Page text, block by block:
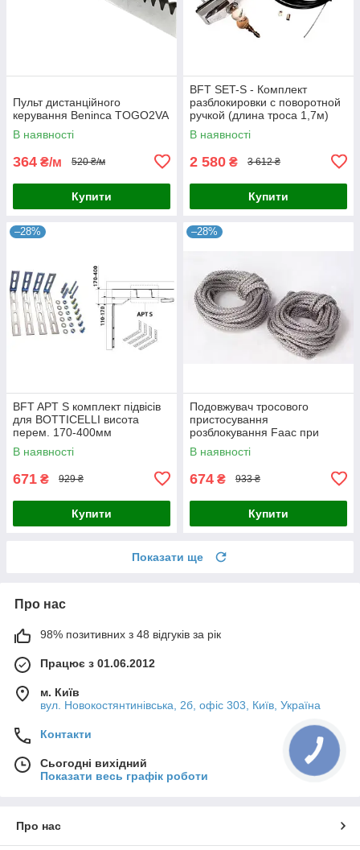
Пульт дистанційного
керування Beninca TOGO2VA
В наявності
364 ₴/м 520 ₴/м
Купити
BFT SET-S - Комплект
разблокировки с поворотной
ручкой (длина троса 1,7м)
В наявності
2 580 ₴ 3 612 ₴
Купити
–28%
BFT APT S комплект підвісів
для BOTTICELLI висота
перем. 170-400мм
В наявності
671 ₴ 929 ₴
Купити
–28%
Подовжувач тросового
пристосування
розблокування Faac при
монтажі приводу на висоту
не більше 8м
В наявності
674 ₴ 933 ₴
Купити
Показати ще
Про нас
98% позитивних з 48 відгуків за рік
Працює з 01.06.2012
м. Київ
вул. Новокостянтинівська, 2б, офіс 303, Київ, Україна
Контакти
Сьогодні вихідний
Показати весь графік роботи
Про нас